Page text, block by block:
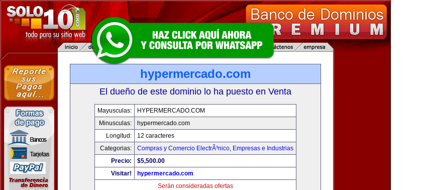
hypermercado.com
El dueño de este dominio lo ha puesto en Venta
Mayusculas:
HYPERMERCADO.COM
Minusculas:
hypermercado.com
Longitud:
12 caracteres
Categorias:
Compras y Comercio ElectrÃ³nico, Empresas e Industrias
Precio:
$5,500.00
Visitar!
hypermercado.com
Serán consideradas ofertas